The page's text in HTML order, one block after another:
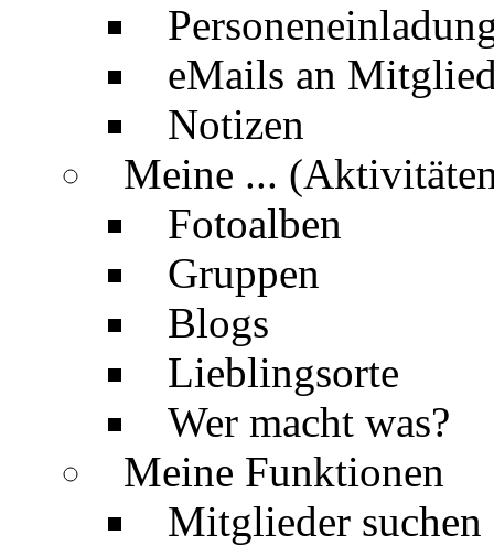
eMails an
Notizen
Meine ...
Fotoalben
Gruppen
Blogs
Lieblingsorte
Wer macht was?
Meine Funktionen
Mitglieder suchen